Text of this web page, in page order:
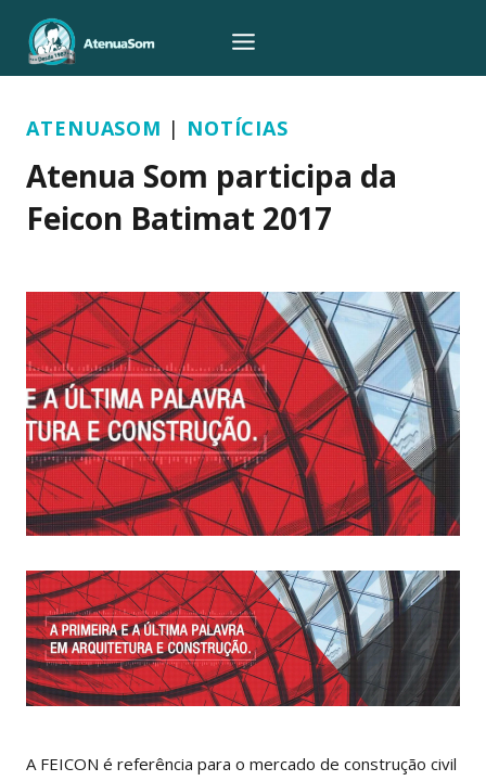
para
o
ATENUASOM | NOTÍCIAS
Atenua Som participa da
Feicon Batimat 2017
A FEICON é referência para o mercado de construção civil